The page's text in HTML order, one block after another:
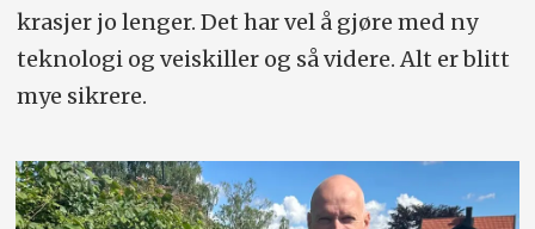
krasjer jo lenger. Det har vel å gjøre med ny
teknologi og veiskiller og så videre. Alt er blitt
mye sikrere.